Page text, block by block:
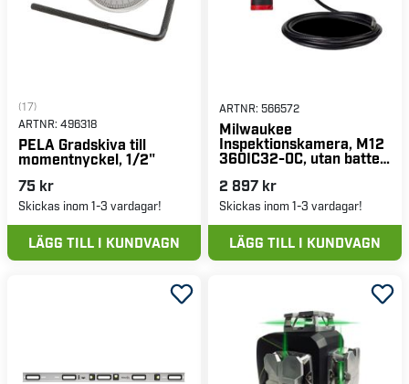
(17)
ARTNR: 496318
PELA Gradskiva till
momentnyckel, 1/2"
75 kr
Skickas inom 1-3 vardagar!
LÄGG TILL I KUNDVAGN
ARTNR: 566572
Milwaukee
Inspektionskamera, M12
360IC32-0C, utan batteri
2 897 kr
Skickas inom 1-3 vardagar!
LÄGG TILL I KUNDVAGN